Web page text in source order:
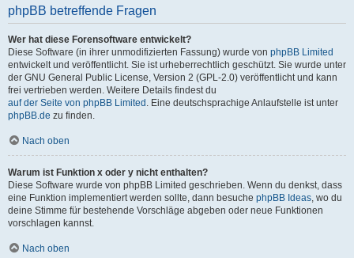
phpBB betreffende Fragen
Wer hat diese Forensoftware entwickelt?
Diese Software (in ihrer unmodifizierten Fassung) wurde von phpBB Limited
entwickelt und veröffentlicht. Sie ist urheberrechtlich geschützt. Sie wurde unter
der GNU General Public License, Version 2 (GPL-2.0) veröffentlicht und kann
frei vertrieben werden. Weitere Details findest du
auf der Seite von phpBB Limited . Eine deutschsprachige Anlaufstelle ist unter
phpBB.de zu finden.
Nach oben
Warum ist Funktion x oder y nicht enthalten?
Diese Software wurde von phpBB Limited geschrieben. Wenn du denkst, dass
eine Funktion implementiert werden sollte, dann besuche phpBB Ideas, wo du
deine Stimme für bestehende Vorschläge abgeben oder neue Funktionen
vorschlagen kannst.
Nach oben